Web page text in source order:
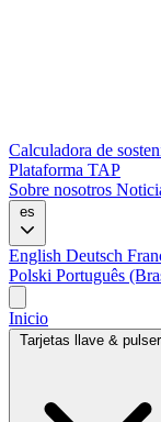
Calculadora de
Plataforma TAP
Sobre nosotros
es
English Deutsch
Polski Português
Inicio